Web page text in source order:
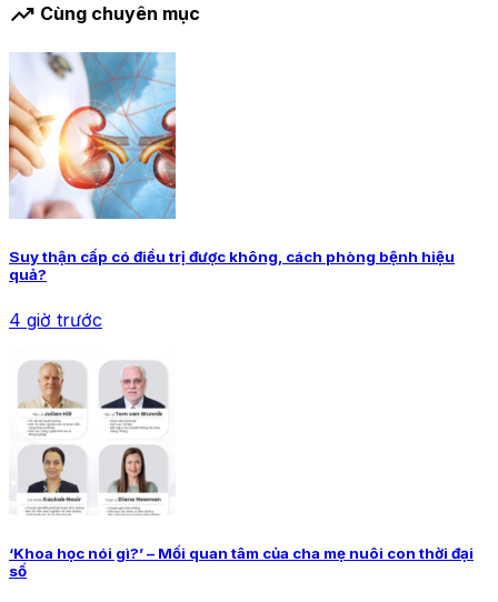
trending_up Cùng chuyên mục
Suy thận cấp có điều trị được không, cách phòng bệnh hiệu
quả?
4 giờ trước
‘Khoa học nói gì?’ – Mối quan tâm của cha mẹ nuôi con thời đại
số